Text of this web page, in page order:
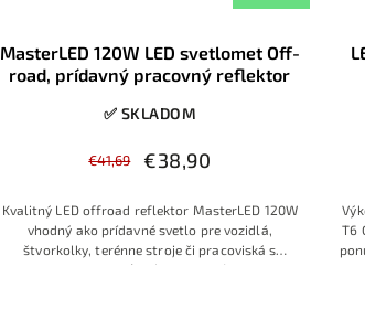
MasterLED 120W LED svetlomet Off-
road, prídavný pracovný reflektor
✅ SKLADOM
€41,69 €38,90
Kvalitný LED offroad reflektor MasterLED 120W
vhodný ako prídavné svetlo pre vozidlá,
štvorkolky, terénne stroje či pracoviská s
vysokou svietivosťou (až 9600 lm) a dlhou
T6